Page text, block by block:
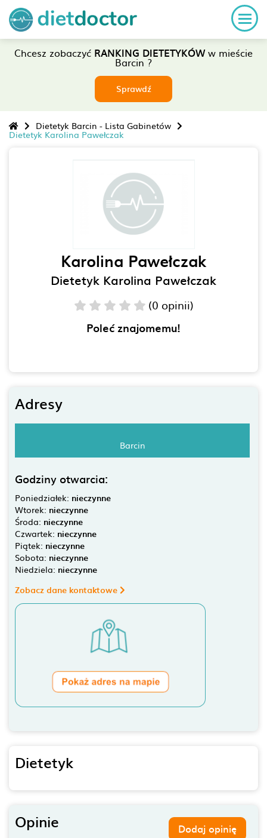
Chcesz zobaczyć RANKING DIETETYKÓWw mieście
Barcin ?
Sprawdź
Dietetyk Barcin - Lista Gabinetów
Dietetyk Karolina Pawełczak
Karolina Pawełczak
Dietetyk Karolina Pawełczak
(0 opinii)
Poleć znajomemu!
Adresy
Barcin
Godziny otwarcia:
Poniedziałek: nieczynne
Wtorek: nieczynne
Środa: nieczynne
Czwartek: nieczynne
Piątek: nieczynne
Sobota: nieczynne
Niedziela: nieczynne
Zobacz dane kontaktowe
Dietetyk
Opinie Dodaj opinię